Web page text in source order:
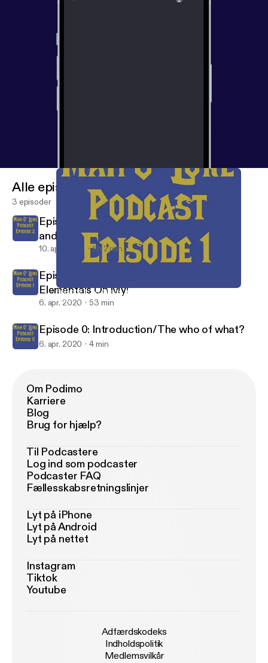
Episode 1: W1 Titans, Void Lords, and Elementals Oh My!
Man O' Lore Podcast
Alle episoder
3 episoder
Episode 2: W2 Here be dragons, demons,
and keepers.
10. apr. 2020 1 h 2 min
Episode 1: W1 Titans, Void Lords, and
Elementals Oh My!
6. apr. 2020 53 min
Episode 0: Introduction/The who of what?
6. apr. 2020 4 min
Om Podimo
Karriere
Blog
Brug for hjælp?
Til Podcastere
Log ind som podcaster
Podcaster FAQ
Fællesskabsretningslinjer
Lyt på iPhone
Lyt på Android
Lyt på nettet
Instagram
Tiktok
Youtube
Adfærdskodeks
Indholdspolitik
Medlemsvilkår